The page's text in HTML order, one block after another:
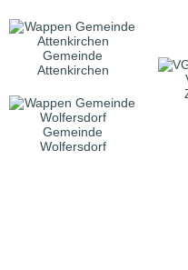
Gemeinde
Attenkirchen
Gemeinde
Wolfersdorf